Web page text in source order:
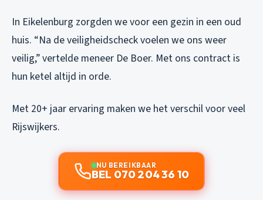
In Eikelenburg zorgden we voor een gezin in een oud
huis. “Na de veiligheidscheck voelen we ons weer
veilig,” vertelde meneer De Boer. Met ons contract is
hun ketel altijd in orde.
Met 20+ jaar ervaring maken we het verschil voor veel
Rijswijkers.
NU BEREIKBAAR
BEL 070 204 36 10